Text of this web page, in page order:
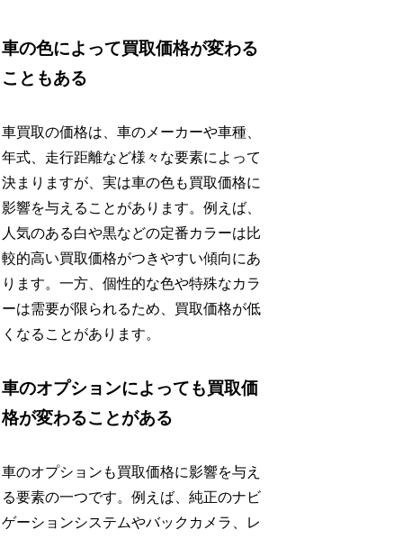
車の色によって買取価格が変わる
こともある
車買取の価格は、車のメーカーや車種、
年式、走行距離など様々な要素によって
決まりますが、実は車の色も買取価格に
影響を与えることがあります。例えば、
人気のある白や黒などの定番カラーは比
較的高い買取価格がつきやすい傾向にあ
ります。一方、個性的な色や特殊なカラ
ーは需要が限られるため、買取価格が低
くなることがあります。
車のオプションによっても買取価
格が変わることがある
車のオプションも買取価格に影響を与え
る要素の一つです。例えば、純正のナビ
ゲーションシステムやバックカメラ、レ